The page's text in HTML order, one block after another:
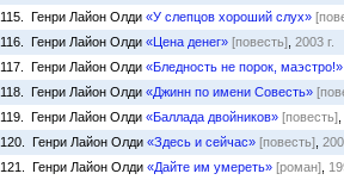
115. Генри Лайон Олди «У слепцов хороший слух»
116. Генри Лайон Олди «Цена денег» [повесть] 2003 г.
117. Генри Лайон Олди «Бледность не порок, маэстро!»
118. Генри Лайон Олди «Джинн по имени Совесть»
119. Генри Лайон Олди «Баллада двойников» [повесть]
120. Генри Лайон Олди «Здесь и сейчас» [повесть]
121. Генри Лайон Олди «Дайте им умереть» [роман]